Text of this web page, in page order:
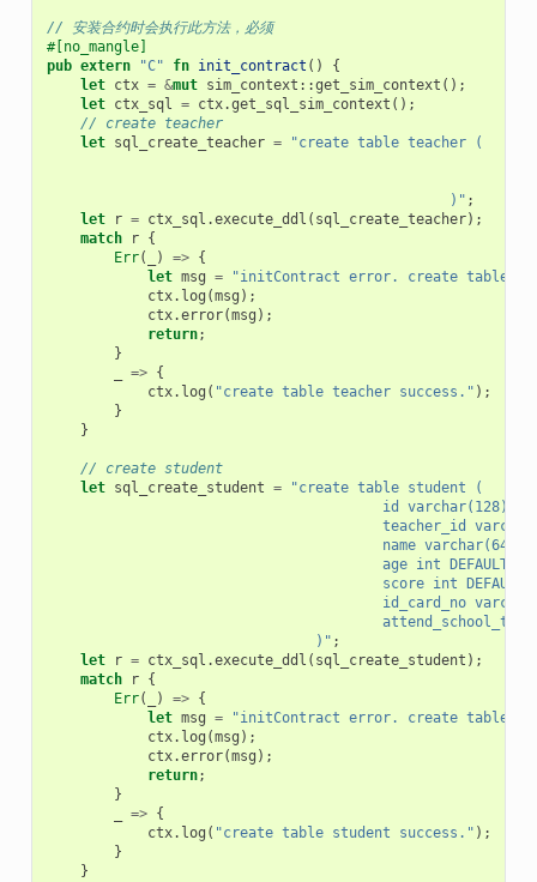
// 安装合约时会执行此方法，必须
#[no_mangle]
pub extern "C" fn init_contract ()
{
let ctx = &mut sim_context ::get_sim_context ();
let ctx_sql = ctx.get_sql_sim_context ();
// create teacher
let sql_create_teacher =
"create table teacher (
						)"
;
let
r = ctx_sql .execute_ddl ( sql_create_teacher);
match
r {
Err( ) => {
let msg =
"initContract error. create table
ctx. log (msg );
ctx.error(msg );
return;
}
=> {
ctx. log ( "create table teacher success." );
}
}
// create student
let sql_create_student =
"create table student (
id varchar(128)
teacher_id
name varchar(64)
					age int DEFAULT 0,
score int DEFAULT
id_card_no
				)"
;
let
r = ctx_sql .execute_ddl ( sql_create_student );
match
r {
Err( ) => {
let msg =
"initContract error. create table
ctx. log (msg );
ctx.error(msg );
return;
}
=> {
ctx. log ( "create table student success." );
}
}